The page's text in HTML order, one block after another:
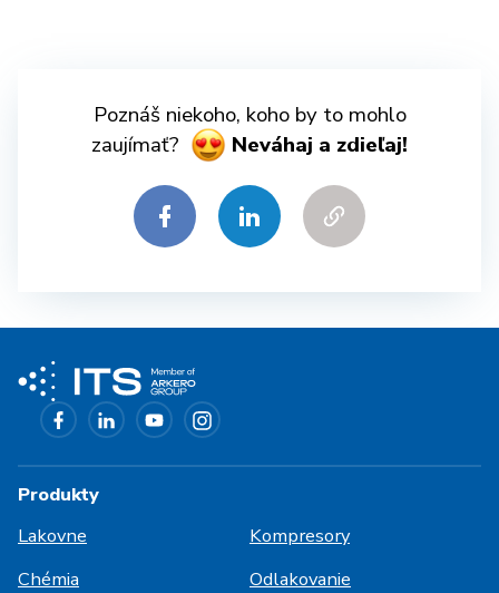
Poznáš niekoho, koho by to mohlo
zaujímať?
Neváhaj a zdieľaj!
Produkty
Lakovne
Kompresory
Chémia
Odlakovanie